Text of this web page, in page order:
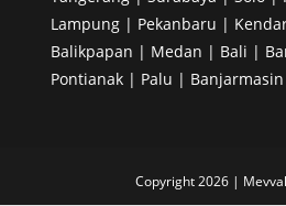
Lampung | Pekanbaru |
Balikpapan | Medan | Bali |
Pontianak | Palu |
Copyright 2026 |